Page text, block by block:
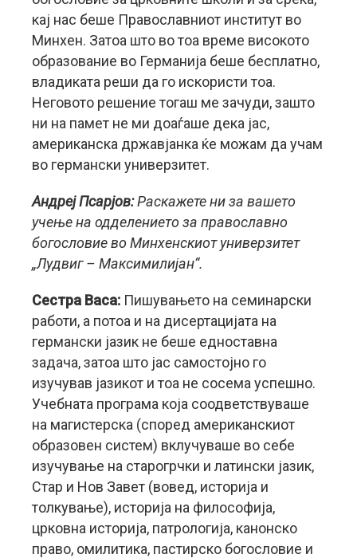
кај нас беше Православниот институт во
Минхен. Затоа што во тоа време високото
образование во Германија беше бесплатно,
владиката реши да го искористи тоа.
Неговото решение тогаш ме зачуди, зашто
ни на памет не ми доаѓаше дека јас,
американска државјанка ќе можам да учам
во германски универзитет.
Андреј Псарјов:Раскажете ни за вашето
учење на одделението за православно
богословие во Минхенскиот универзитет
„Лудвиг – Максимилијан“.
Сестра Васа: Пишувањето на семинарски
работи, а потоа и на дисертацијата на
германски јазик не беше едноставна
задача, затоа што јас самостојно го
изучував јазикот и тоа не сосема успешно.
Учебната програма која соодветствуваше
на магистерска (според американскиот
образовен систем) вклучуваше во себе
изучување на старогрчки и латински јазик,
Стар и Нов Завет (вовед, историја и
толкување), историја на философија,
црковна историја, патрологија, канонско
право, омилитика, пастирско богословие и